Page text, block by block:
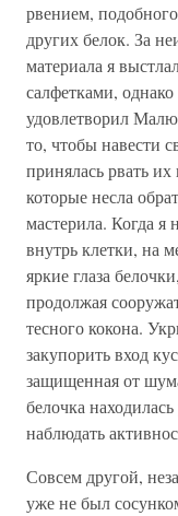
рвением,
других белок. За
материала я
салфетками,
удовлетворил
то, чтобы навести
принялась рвать
которые несла
мастерила. Когда я
внутрь клетки, на
яркие глаза
продолжая
тесного кокона.
закупорить вход
защищенная от
белочка
наблюдать
Совсем другой,
уже не был